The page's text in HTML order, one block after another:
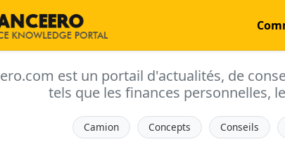
est un portail d'actualités, de
tels que les finances personnelles,
Camion Concepts Conseils